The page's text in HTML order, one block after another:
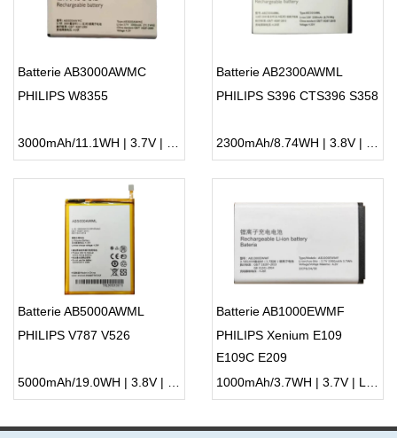
Batterie AB3000AWMC
PHILIPS W8355
3000mAh/11.1WH | 3.7V | Li-ion ...
Batterie AB2300AWML
PHILIPS S396 CTS396 S358
2300mAh/8.74WH | 3.8V | Li-ion ...
Batterie AB5000AWML
PHILIPS V787 V526
5000mAh/19.0WH | 3.8V | Li-ion ...
Batterie AB1000EWMF
PHILIPS Xenium E109
E109C E209
1000mAh/3.7WH | 3.7V | Li-ion ...